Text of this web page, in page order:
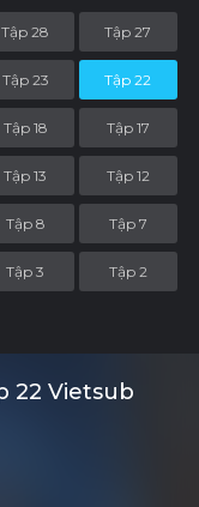
Tập 28 Tập 27
Tập 23 Tập 22
Tập 18 Tập 17
Tập 13 Tập 12
Tập 8 Tập 7
Tập 3 Tập 2
22 Vietsub